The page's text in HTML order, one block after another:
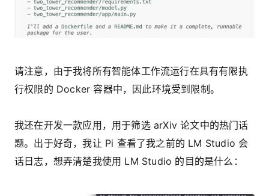
请注意，由于我将所有智能体工作流运行在具有有限执
行权限的 Docker 容器中，因此环境受到限制。
我还在开发一款应用，用于筛选 arXiv 论文中的热门话
题。出于好奇，我让 Pi 查看了我之前的 LM Studio 会
话日志，想弄清楚我使用 LM Studio 的目的是什么：